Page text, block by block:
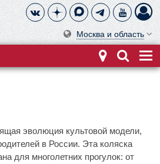
Москва и область
эволюция культовой модели,
в России. Эта коляска
для многолетних прогулок: от